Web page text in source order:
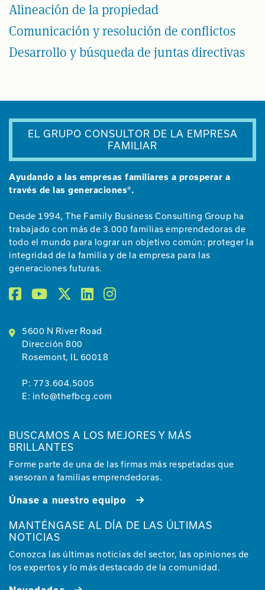
Alineación de la propiedad
Comunicación y resolución de conflictos
Desarrollo y búsqueda de juntas directivas
EL GRUPO CONSULTOR DE LA EMPRESA
FAMILIAR
Ayudando a las empresas familiares a prosperar a
través de las generaciones®.
Desde 1994, The Family Business Consulting Group ha
trabajado con más de 3.000 familias emprendedoras de
todo el mundo para lograr un objetivo común: proteger la
integridad de la familia y de la empresa para las
generaciones futuras.
5600 N River Road
Dirección 800
Rosemont, IL 60018
P: 773.604.5005
E: info@thefbcg.com
BUSCAMOS A LOS MEJORES Y MÁS
BRILLANTES
Forme parte de una de las firmas más respetadas que
asesoran a familias emprendedoras.
Únase a nuestro equipo
MANTÉNGASE AL DÍA DE LAS ÚLTIMAS
NOTICIAS
Conozca las últimas noticias del sector, las opiniones de
los expertos y lo más destacado de la comunidad.